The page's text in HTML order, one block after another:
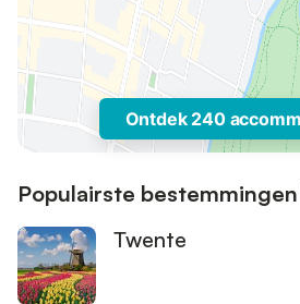
Ontdek 240
Populairste
Twente